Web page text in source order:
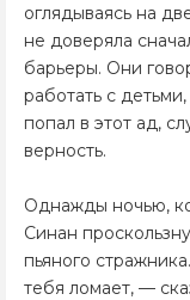
оглядываясь на
не доверяла
барьеры. Они
работать с
попал в этот ад,
верность.
Однажды ночью,
Синан
пьяного
тебя ломает, —